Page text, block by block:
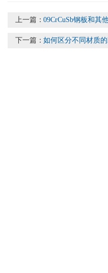
上一篇：09CrCuSb钢板和其
下一篇：如何区分不同材质的